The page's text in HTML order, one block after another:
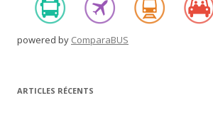
powered by ComparaBUS
ARTICLES RÉCENTS